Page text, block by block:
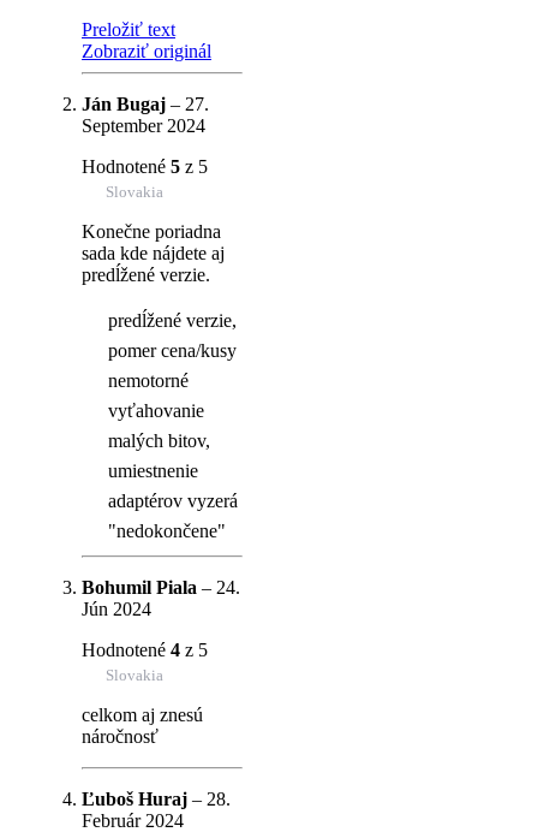
Preložiť text
Zobraziť originál
Ján Bugaj – 27.
September 2024
Hodnotené 5 z 5
Slovakia
Konečne poriadna
sada kde nájdete aj
predĺžené verzie.
predĺžené verzie,
pomer cena/kusy
nemotorné
vyťahovanie
malých bitov,
umiestnenie
adaptérov vyzerá
"nedokončene"
Bohumil Piala – 24.
Jún 2024
Hodnotené 4 z 5
Slovakia
celkom aj znesú
náročnosť
Ľuboš Huraj – 28.
Február 2024